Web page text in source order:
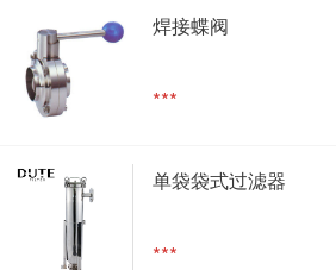
焊接蝶阀
***
单袋袋式过滤器
***